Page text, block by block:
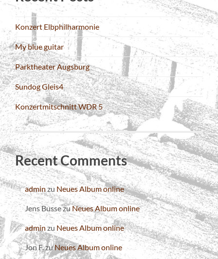
Konzert Elbphilharmonie
My blue guitar
Parktheater Augsburg
Sundog Gleis4
Konzertmitschnitt WDR 5
Recent Comments
admin zu Neues Album online
Jens BussezuNeues Album online
admin zu Neues Album online
Jon F.zuNeues Album online